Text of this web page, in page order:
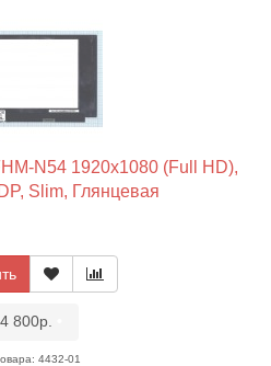
N54 1920x1080 (Full HD),
Slim, Глянцевая
4 800р.
4432-01